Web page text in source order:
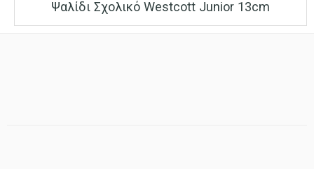
Ψαλίδι Σχολικό Westcott Junior 13cm